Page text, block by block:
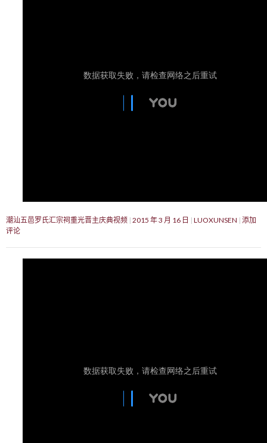
潮汕五邑罗氏汇宗祠重光晋主庆典视频 2015 年 3 月 16 日 LUOXUNSEN 添加
评论